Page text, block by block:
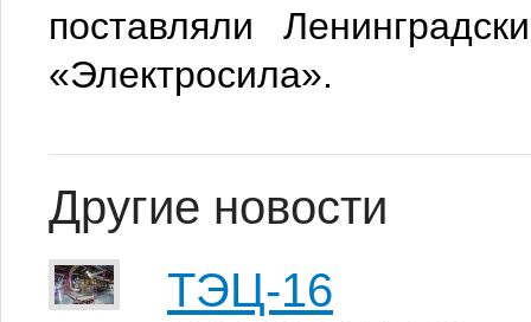
поставляли
«Электросила».
Другие новости
ТЭЦ-16